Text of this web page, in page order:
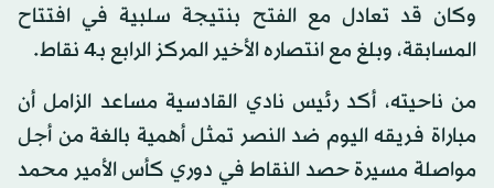
وكان قد تعادل مع الفتح بنتيجة سلبية في افتتاح
المسابقة، وبلغ مع انتصاره الأخير المركز الرابع بـ4 نقاط.
من ناحيته، أكد رئيس نادي القادسية مساعد الزامل أن
مباراة فريقه اليوم ضد النصر تمثل أهمية بالغة من أجل
مواصلة مسيرة حصد النقاط في دوري كأس الأمير محمد